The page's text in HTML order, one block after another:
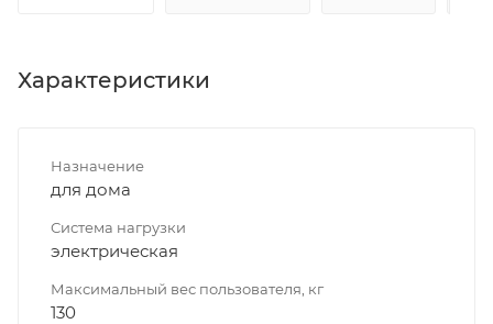
Характеристики
Назначение
для дома
Система нагрузки
электрическая
Максимальный вес пользователя, кг
130